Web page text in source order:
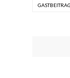
GASTBEITRAG